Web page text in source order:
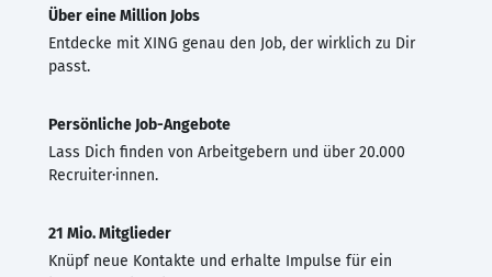
Über eine Million Jobs
Entdecke mit XING genau den Job, der wirklich zu Dir
passt.
Persönliche Job-Angebote
Lass Dich finden von Arbeitgebern und über 20.000
Recruiter·innen.
21 Mio. Mitglieder
Knüpf neue Kontakte und erhalte Impulse für ein